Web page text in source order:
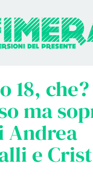
18,
ma
Andrea
e